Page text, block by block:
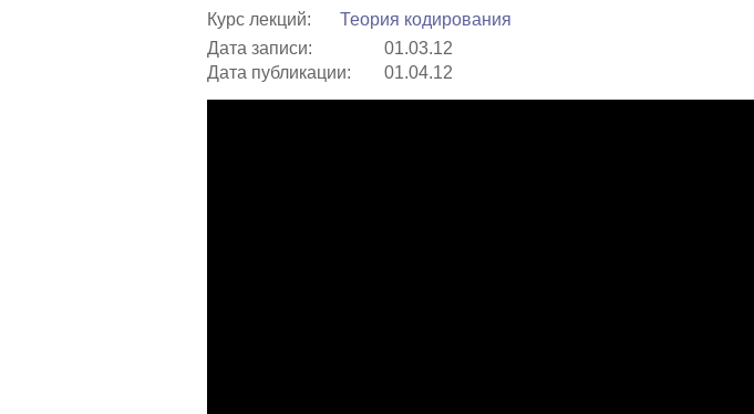
Курс лекций:
Теория кодирования
Дата записи:
01.03.12
Дата публикации:
01.04.12